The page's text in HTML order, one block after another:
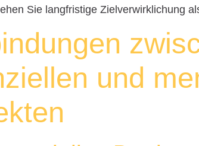
Sie langfristige Zielverwirklichung
und